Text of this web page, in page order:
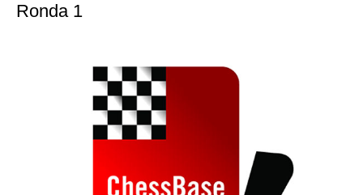
Ronda 1